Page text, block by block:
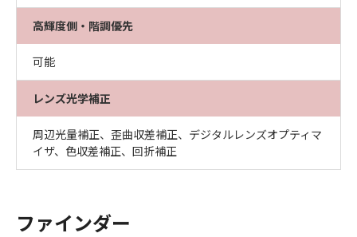
高輝度側・階調優先
可能
レンズ光学補正
周辺光量補正、歪曲収差補正、デジタルレンズオプティマ
イザ、色収差補正、回折補正
ファインダー